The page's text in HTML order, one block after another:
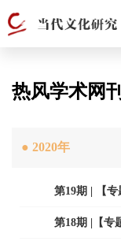
热风学术网刊
● 2020年
第19期 | 【
第18期 |【专